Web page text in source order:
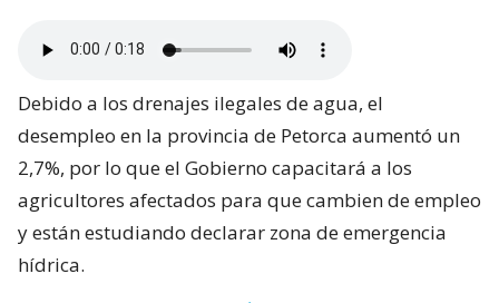
Debido a los drenajes ilegales de agua, el
desempleo en la provincia de Petorca aumentó un
2,7%, por lo que el Gobierno capacitará a los
agricultores afectados para que cambien de empleo
y están estudiando declarar zona de emergencia
hídrica.